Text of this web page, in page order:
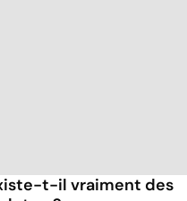
t-il vraiment des